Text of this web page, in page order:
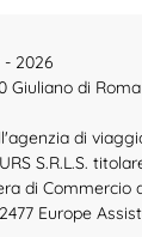
2026
Giuliano di
di
S.R.L.S.
di Commercio
Europe